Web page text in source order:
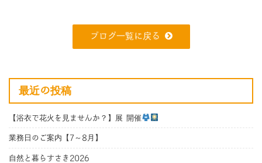
ブログ一覧に戻る
最近の投稿
【浴衣で花火を見ませんか？】展 開催
業務日のご案内【7～8月】
自然と暮らすさき2026